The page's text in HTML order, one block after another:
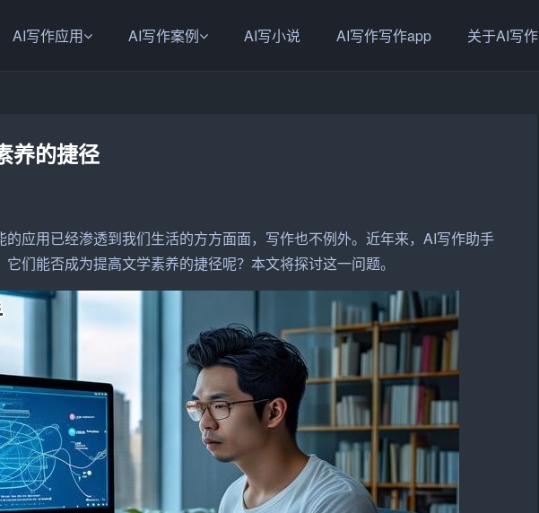
AI写作应用 AI写作案例 AI写小说 AI写作写作app 关于AI写作
养的捷径
应用已经渗透到我们生活的方方面面， 写作也不例外。近年来， AI写作助手
们能否成为提高文学素养的捷径呢？本文将探讨这一问题。